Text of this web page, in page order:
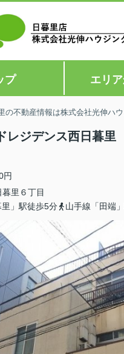
プ エリ
の不動産情報は株式会社光伸ハ
レジデンス西日暮里
円
暮里 ６丁目
」駅徒歩5分
山手線「田端